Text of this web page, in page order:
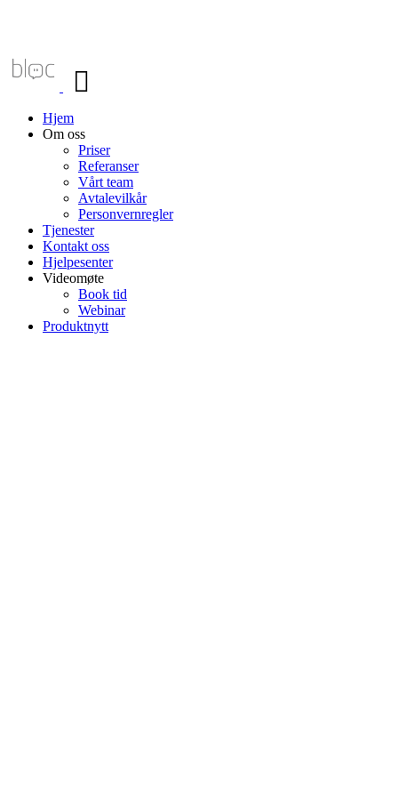
navigasjon
Hjem
Om oss
Priser
Referanser
Vårt team
Avtalevilkår
Personvernregler
Tjenester
Kontakt oss
Hjelpesenter
Videomøte
Book tid
Webinar
Produktnytt